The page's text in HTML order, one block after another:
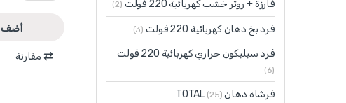
أضف
مقارنة
فارزة + روتر خشب كهربائية 220 فولت (2)
فرد بخ دهان كهربائية 220 فولت (3)
فرد سيليكون حراري كهربائية 220 فولت
(6)
فرشاة دهان TOTAL (25)